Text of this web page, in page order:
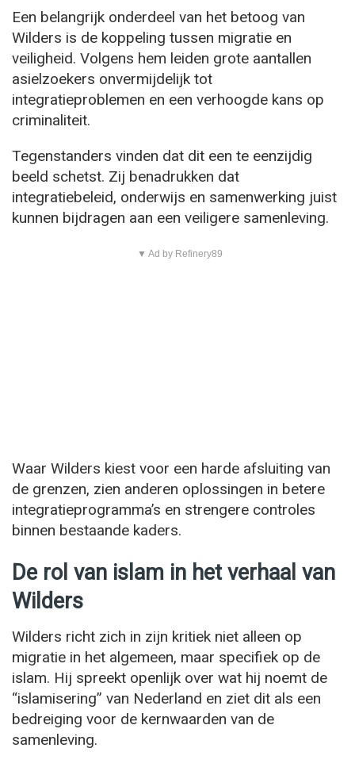
Een belangrijk onderdeel van het betoog van
Wilders is de koppeling tussen migratie en
veiligheid. Volgens hem leiden grote aantallen
asielzoekers onvermijdelijk tot
integratieproblemen en een verhoogde kans op
criminaliteit.
Tegenstanders vinden dat dit een te eenzijdig
beeld schetst. Zij benadrukken dat
integratiebeleid, onderwijs en samenwerking juist
kunnen bijdragen aan een veiligere samenleving.
▼ Ad by Refinery89
Waar Wilders kiest voor een harde afsluiting van
de grenzen, zien anderen oplossingen in betere
integratieprogramma’s en strengere controles
binnen bestaande kaders.
De rol van islam in het verhaal van
Wilders
Wilders richt zich in zijn kritiek niet alleen op
migratie in het algemeen, maar specifiek op de
islam. Hij spreekt openlijk over wat hij noemt de
“islamisering” van Nederland en ziet dit als een
bedreiging voor de kernwaarden van de
samenleving.